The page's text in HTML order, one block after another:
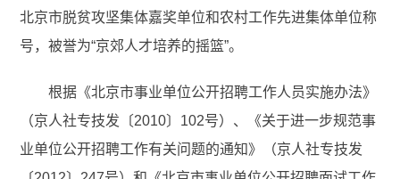
北京市脱贫攻坚集体嘉奖单位和农村工作先进集体单位称
号，被誉为“京郊人才培养的摇篮”。
根据《北京市事业单位公开招聘工作人员实施办法》
（京人社专技发〔2010〕102号）、《关于进一步规范事
业单位公开招聘工作有关问题的通知》（京人社专技发